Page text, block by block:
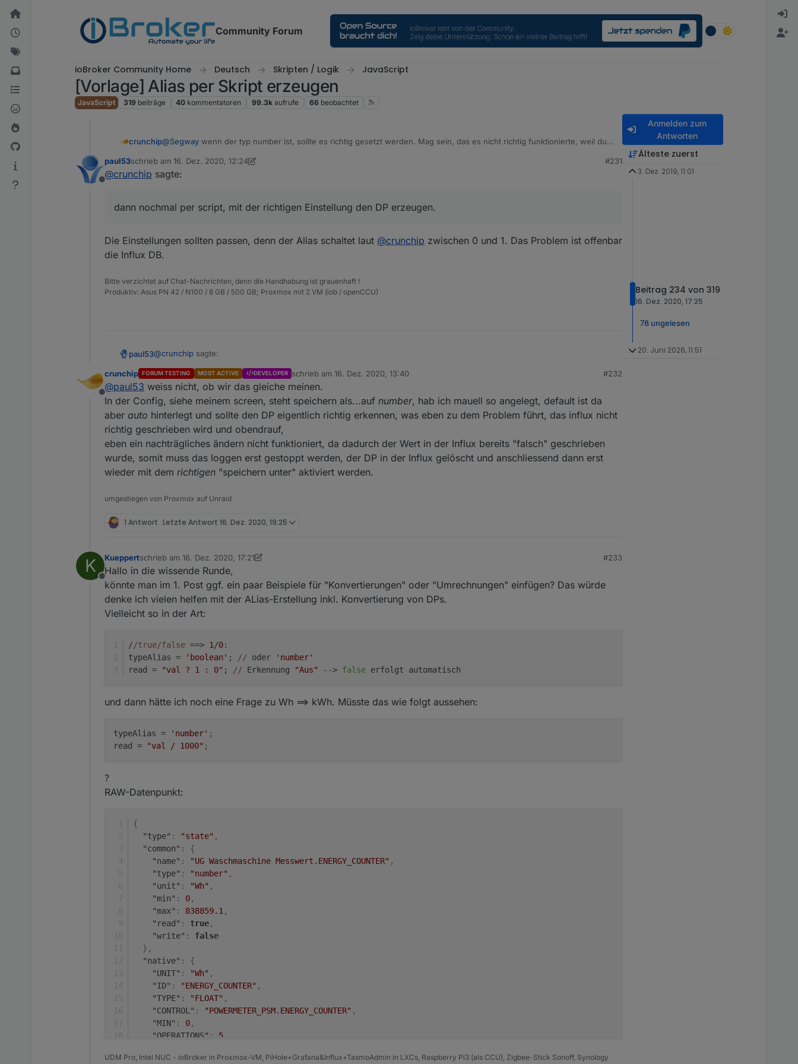
Weiter zum Inhalt
Community Forum
ioBroker Community Home Deutsch Skripten / Logik JavaScript
[Vorlage] Alias per Skript erzeugen
JavaScript 319 beiträge 40 kommentatoren 99.3k aufrufe 66 beobachtet
crunchip@Segway wenn der typ number ist, sollte es richtig gesetzt werden. Mag sein, das es nicht richtig funktionierte, weil du
Ich meinte dieses
Lösch doch mal den Dp komplett
Offline
paul53schrieb am 16. Dez. 2020, 12:24
zuletzt editiert von paul53
#231
@crunchip sagte:
dann nochmal per script, mit der richtigen Einstellung den DP erzeugen.
Die Einstellungen sollten passen, denn der Alias schaltet laut @crunchip zwischen 0 und 1. Das Problem ist offenbar
die Influx DB.
Bitte verzichtet auf Chat-Nachrichten, denn die Handhabung ist grauenhaft !
Produktiv: Asus PN 42 / N100 / 8 GB / 500 GB; Proxmox mit 2 VM (iob / openCCU)
paul53@crunchip sagte:
dann nochmal per script, mit der richtigen Einstellung den DP erzeugen.
Die Einstellungen sollten passen, denn der Alias schaltet laut@crunchip zwischen 0 und 1. Das Problem ist offenbar die
Influx DB.
Offline
crunchip FORUM TESTING MOST ACTIVE DEVELOPER schrieb am 16. Dez. 2020, 13:40
zuletzt editiert von
#232
@paul53 weiss nicht, ob wir das gleiche meinen.
In der Config, siehe meinem screen, steht speichern als...auf number, hab ich mauell so angelegt, default ist da
aber auto hinterlegt und sollte den DP eigentlich richtig erkennen, was eben zu dem Problem führt, das influx nicht
richtig geschrieben wird und obendrauf,
eben ein nachträgliches ändern nicht funktioniert, da dadurch der Wert in der Influx bereits "falsch" geschrieben
wurde, somit muss das loggen erst gestoppt werden, der DP in der Influx gelöscht und anschliessend dann erst
wieder mit dem richtigen "speichern unter" aktiviert werden.
umgestiegen von Proxmox auf Unraid
1 Antwort Letzte Antwort 16. Dez. 2020, 19:25
K
Offline
Kueppertschrieb am 16. Dez. 2020, 17:21
zuletzt editiert von Kueppert
#233
Hallo in die wissende Runde,
könnte man im 1. Post ggf. ein paar Beispiele für "Konvertierungen" oder "Umrechnungen" einfügen? Das würde
denke ich vielen helfen mit der ALias-Erstellung inkl. Konvertierung von DPs.
Vielleicht so in der Art:
//true/false ==> 1 /0:
typeAlias =
'boolean' ; // oder
'number'
read =
"val ? 1 : 0" ; // Erkennung "Aus" --> false erfolgt automatisch
und dann hätte ich noch eine Frage zu Wh ==> kWh. Müsste das wie folgt aussehen:
typeAlias = 'number' ;
read
= "val / 1000" ;
?
RAW-Datenpunkt:
{
"type" : "state" ,
"common" :
{
"name" : "UG Waschmaschine Messwert.ENERGY_COUNTER" ,
"type" : "number" ,
"unit" : "Wh" ,
"min" : 0,
"max" : 838859.1 ,
"read" : true,
"write" :
false
} ,
"native" :
{
"UNIT" : "Wh" ,
"ID" : "ENERGY_COUNTER" ,
"TYPE" : "FLOAT" ,
"CONTROL" : "POWERMETER_PSM.ENERGY_COUNTER" ,
"MIN" : 0,
"OPERATIONS" : 5
"FLAGS": 1,
UDM Pro, Intel NUC - ioBroker in Proxmox-VM, PiHole+Grafana&Influx+TasmoAdmin in LXCs, Raspberry Pi3 (als CCU), Zigbee-Stick Sonoff, Synology
Anmelden zum
Antworten
Älteste zuerst
3. Dez. 2019, 11:01
Beitrag 234 von 319
16. Dez. 2020, 17:25
78 ungelesen
20. Juni 2026, 11:51